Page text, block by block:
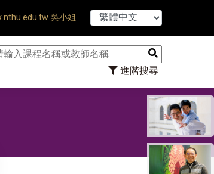
吳小姐
進階搜尋
【7/31】114